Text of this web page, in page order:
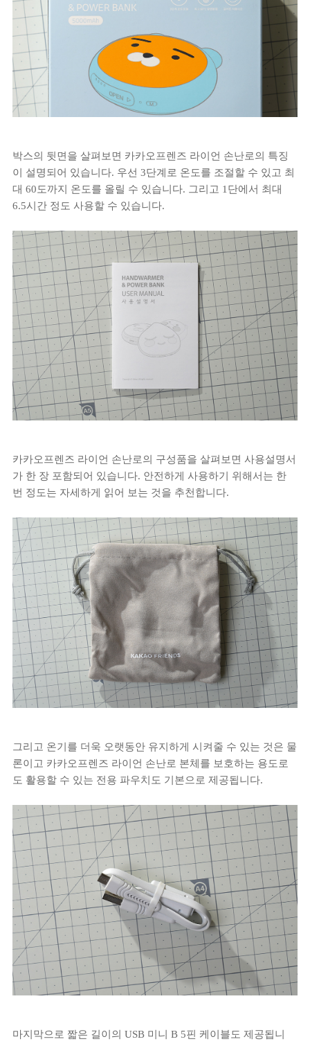
박스의 뒷면을 살펴보면 카카오프렌즈 라이언 손난로의 특징
이 설명되어 있습니다. 우선 3단계로 온도를 조절할 수 있고 최
대 60도까지 온도를 올릴 수 있습니다. 그리고 1단에서 최대
6.5시간 정도 사용할 수 있습니다.
카카오프렌즈 라이언 손난로의 구성품을 살펴보면 사용설명서
가 한 장 포함되어 있습니다. 안전하게 사용하기 위해서는 한
번 정도는 자세하게 읽어 보는 것을 추천합니다.
그리고 온기를 더욱 오랫동안 유지하게 시켜줄 수 있는 것은 물
론이고 카카오프렌즈 라이언 손난로 본체를 보호하는 용도로
도 활용할 수 있는 전용 파우치도 기본으로 제공됩니다.
마지막으로 짧은 길이의 USB 미니 B 5핀 케이블도 제공됩니